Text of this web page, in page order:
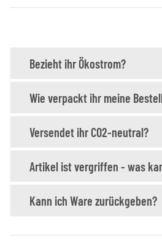
Bezieht ihr Ökostrom?
Wie verpackt ihr meine
Versendet ihr CO2-neutral?
Artikel ist vergriffen - was
Kann ich Ware zurückgeben?